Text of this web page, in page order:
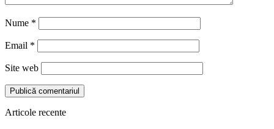
Nume *
Email *
Site web
Articole recente